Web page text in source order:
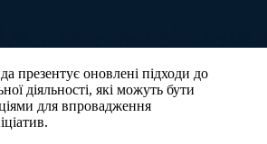
презентує оновлені підходи до
діяльності, які можуть бути
для впровадження